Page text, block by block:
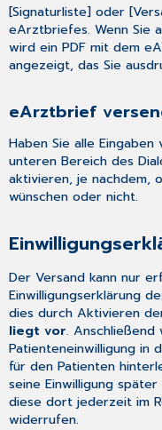
[Signaturliste] oder
eArztbriefes. Wenn Sie
wird ein PDF mit dem
angezeigt, das Sie
eArztbrief
Haben Sie alle
unteren Bereich des
aktivieren, je nachdem,
wünschen oder nicht.
Der Versand kann nur
Einwilligungserklärung
dies durch Aktivieren
liegt vor.
Patienteneinwilligung in
für den Patienten
seine Einwilligung
diese dort jederzeit im
widerrufen.